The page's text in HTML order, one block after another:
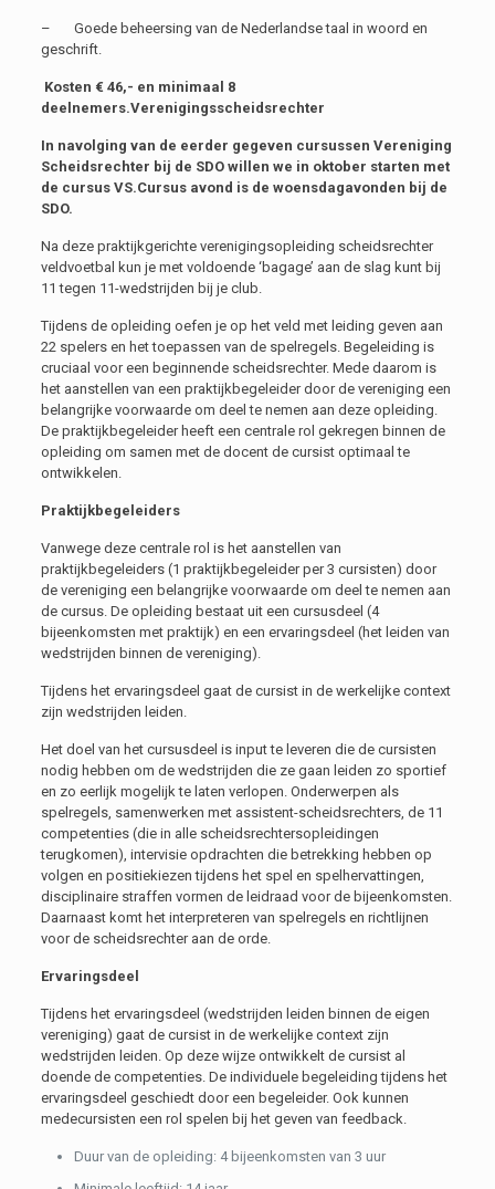
– Goede beheersing van de Nederlandse taal in woord en
geschrift.
Kosten € 46,- en minimaal 8
deelnemers.Verenigingsscheidsrechter
In navolging van de eerder gegeven cursussen Vereniging
Scheidsrechter bij de SDO willen we in oktober starten met
de cursus VS.Cursus avond is de woensdagavonden bij de
SDO.
Na deze praktijkgerichte verenigingsopleiding scheidsrechter
veldvoetbal kun je met voldoende ‘bagage’ aan de slag kunt bij
11 tegen 11-wedstrijden bij je club.
Tijdens de opleiding oefen je op het veld met leiding geven aan
22 spelers en het toepassen van de spelregels. Begeleiding is
cruciaal voor een beginnende scheidsrechter. Mede daarom is
het aanstellen van een praktijkbegeleider door de vereniging een
belangrijke voorwaarde om deel te nemen aan deze opleiding.
De praktijkbegeleider heeft een centrale rol gekregen binnen de
opleiding om samen met de docent de cursist optimaal te
ontwikkelen.
Praktijkbegeleiders
Vanwege deze centrale rol is het aanstellen van
praktijkbegeleiders (1 praktijkbegeleider per 3 cursisten) door
de vereniging een belangrijke voorwaarde om deel te nemen aan
de cursus. De opleiding bestaat uit een cursusdeel (4
bijeenkomsten met praktijk) en een ervaringsdeel (het leiden van
wedstrijden binnen de vereniging).
Tijdens het ervaringsdeel gaat de cursist in de werkelijke context
zijn wedstrijden leiden.
Het doel van het cursusdeel is input te leveren die de cursisten
nodig hebben om de wedstrijden die ze gaan leiden zo sportief
en zo eerlijk mogelijk te laten verlopen. Onderwerpen als
spelregels, samenwerken met assistent-scheidsrechters, de 11
competenties (die in alle scheidsrechtersopleidingen
terugkomen), intervisie opdrachten die betrekking hebben op
volgen en positiekiezen tijdens het spel en spelhervattingen,
disciplinaire straffen vormen de leidraad voor de bijeenkomsten.
Daarnaast komt het interpreteren van spelregels en richtlijnen
voor de scheidsrechter aan de orde.
Ervaringsdeel
Tijdens het ervaringsdeel (wedstrijden leiden binnen de eigen
vereniging) gaat de cursist in de werkelijke context zijn
wedstrijden leiden. Op deze wijze ontwikkelt de cursist al
doende de competenties. De individuele begeleiding tijdens het
ervaringsdeel geschiedt door een begeleider. Ook kunnen
medecursisten een rol spelen bij het geven van feedback.
Duur van de opleiding: 4 bijeenkomsten van 3 uur